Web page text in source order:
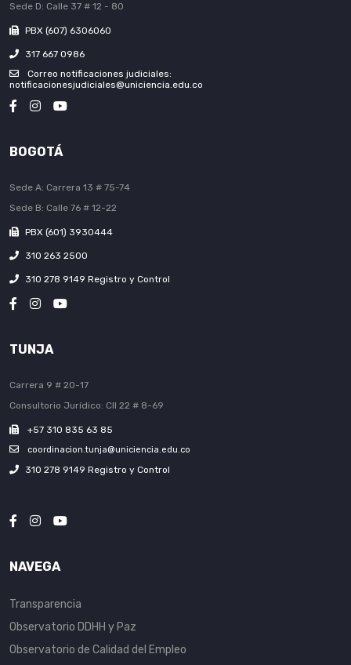
Sede D: Calle 37 # 12 - 80
PBX (607) 6306060
317 667 0986
Correo notificaciones judiciales:
notificacionesjudiciales@uniciencia.edu.co
BOGOTÁ
Sede A: Carrera 13 # 75-74
Sede B: Calle 76 # 12-22
PBX (601) 3930444
310 263 2500
310 278 9149 Registro y Control
TUNJA
Carrera 9 # 20-17
Consultorio Jurídico: Cll 22 # 8-69
+57 310 835 63 85
coordinacion.tunja@uniciencia.edu.co
310 278 9149 Registro y Control
NAVEGA
Transparencia
Observatorio DDHH y Paz
Observatorio de Calidad del Empleo